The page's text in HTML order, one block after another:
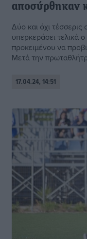
αποσύρθηκαν
Δύο και όχι τέσσερις
υπερκεράσει τελικά
προκειμένου να
Μετά την
17.04.24, 14:51